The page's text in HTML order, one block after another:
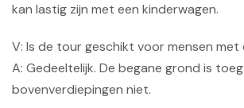
kan lastig zijn met een kinderwagen.
V: Is de tour geschikt voor mensen met
A: Gedeeltelijk. De begane grond is
bovenverdiepingen niet.